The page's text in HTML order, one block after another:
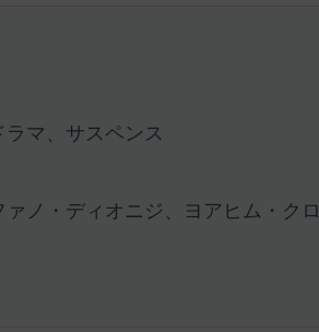
マ、サスペンス
ノ・ディオニジ、ヨアヒム・クロ